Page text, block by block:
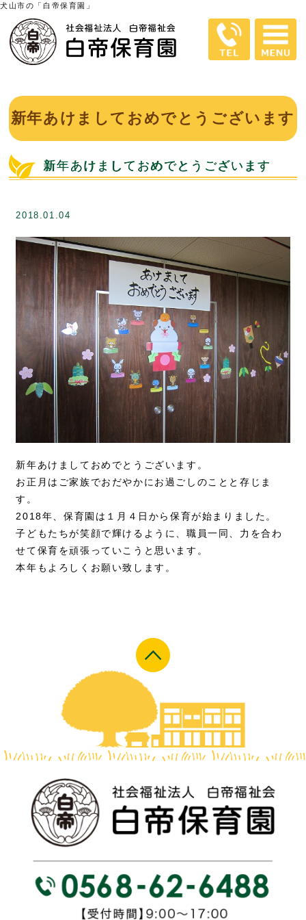
犬山市の「白帝保育園」
新年あけましておめでとうございます
新年あけましておめでとうございます
2018.01.04
新年あけましておめでとうございます。
お正月はご家族でおだやかにお過ごしのことと存じま
す。
2018年、保育園は１月４日から保育が始まりました。
子どもたちが笑顔で輝けるように、職員一同、力を合わ
せて保育を頑張っていこうと思います。
本年もよろしくお願い致します。